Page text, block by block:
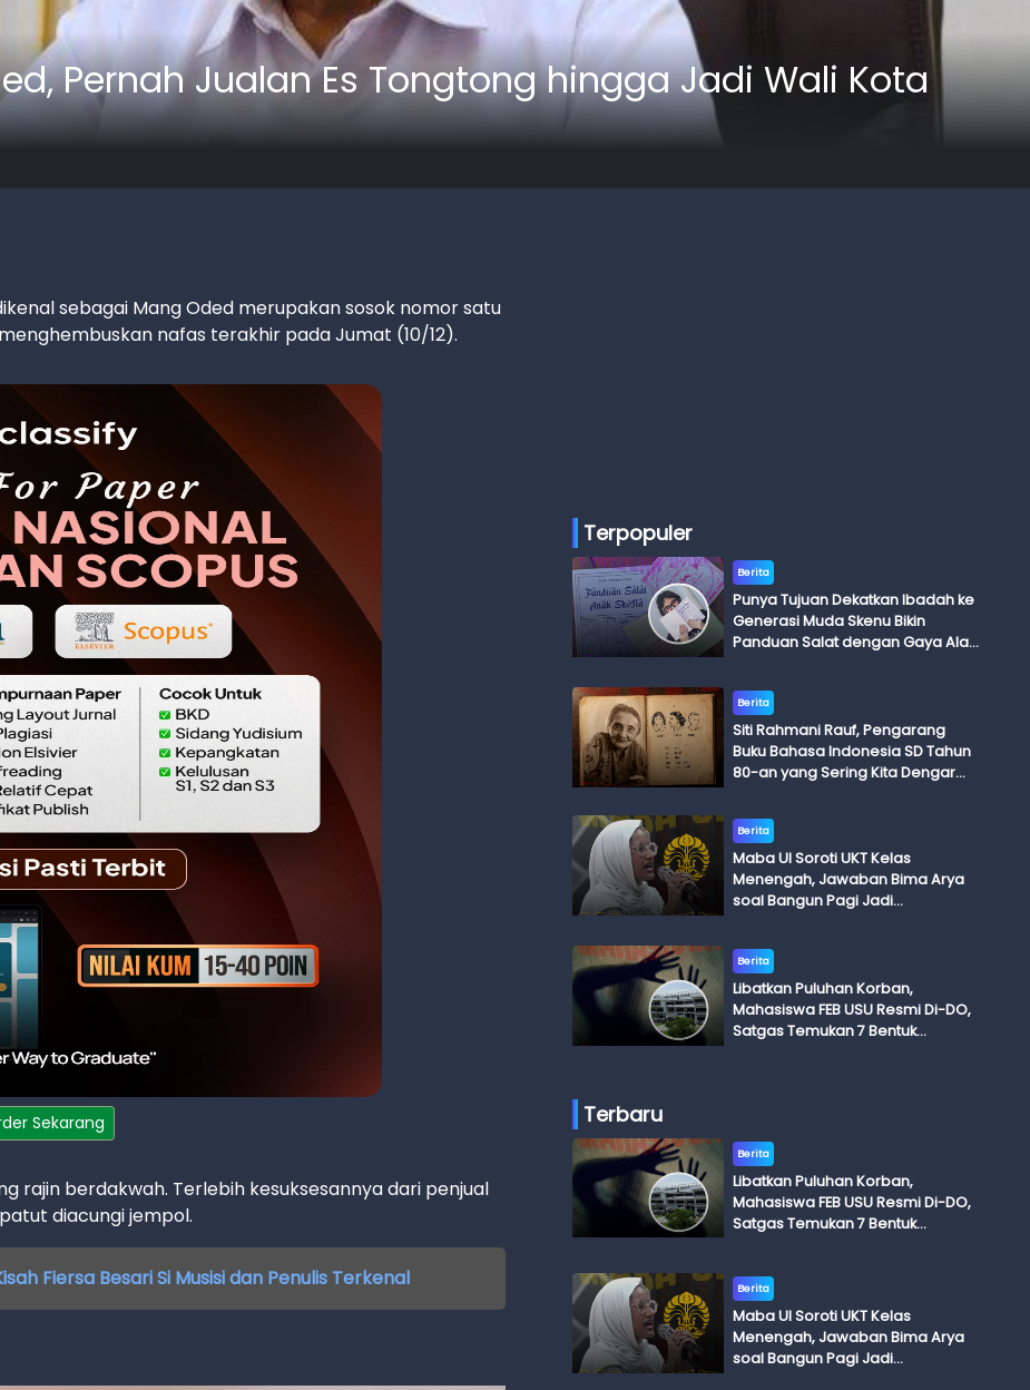
Pernah Jualan Es Tongtong hingga Jadi Wali Kota
sebagai Mang Oded merupakan sosok nomor satu
nafas terakhir pada Jumat (10/12).
Sekarang
rajin berdakwah. Terlebih kesuksesannya dari penjual
diacungi jempol.
Fiersa Besari Si Musisi dan Penulis Terkenal
Terpopuler
Berita
Punya Tujuan Dekatkan Ibadah ke
Generasi Muda Skenu Bikin
Panduan Salat dengan Gaya Ala
Berita
Siti Rahmani Rauf, Pengarang
Buku Bahasa Indonesia SD Tahun
80-an yang Sering Kita Dengar
Adik Budi
Berita
Maba UI Soroti UKT Kelas
Menengah, Jawaban Bima Arya
soal Bangun Pagi Jadi
Berita
Libatkan Puluhan Korban,
Mahasiswa FEB USU Resmi Di-DO,
Satgas Temukan 7 Bentuk
Terbaru
Berita
Libatkan Puluhan Korban,
Mahasiswa FEB USU Resmi Di-DO,
Satgas Temukan 7 Bentuk
Berita
Maba UI Soroti UKT Kelas
Menengah, Jawaban Bima Arya
soal Bangun Pagi Jadi